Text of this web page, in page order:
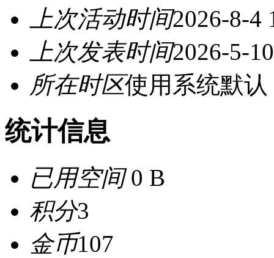
上次活动时间2026-8-4
上次发表时间2026-5-
所在时区使用系统默认
统计信息
已用空间0 B
积分3
金币107